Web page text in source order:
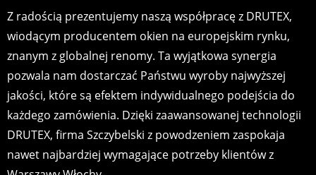
Z radością prezentujemy naszą współpracę z DRUTEX,
wiodącym producentem okien na europejskim rynku,
znanym z globalnej renomy. Ta wyjątkowa synergia
pozwala nam dostarczać Państwu wyroby najwyższej
jakości, które są efektem indywidualnego podejścia do
każdego zamówienia. Dzięki zaawansowanej technologii
DRUTEX, firma Szczybelski z powodzeniem zaspokaja
nawet najbardziej wymagające potrzeby klientów z